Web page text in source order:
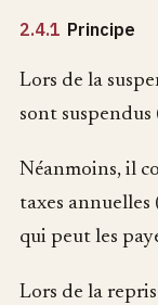
2.4.1 Principe
Lors de la
sont suspendus
Néanmoins, il
taxes annuelles (
qui peut les
Lors de la